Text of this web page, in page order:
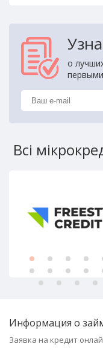
о
Всі
Информация о
Заявка на кредит